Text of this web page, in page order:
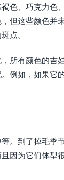
色、巧克力色
但这些颜色并
点。
所有颜色的吉
例如，如果它
。到了掉毛季
因为它们体型